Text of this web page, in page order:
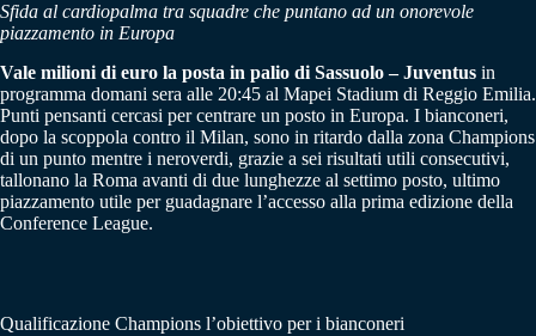
Sfida al cardiopalma tra squadre che puntano ad un onorevole
piazzamento in Europa
Vale milioni di euro la posta in palio di Sassuolo – Juventus in
programma domani sera alle 20:45 al Mapei Stadium di Reggio Emilia.
Punti pensanti cercasi per centrare un posto in Europa. I bianconeri,
dopo la scoppola contro il Milan, sono in ritardo dalla zona Champions
di un punto mentre i neroverdi, grazie a sei risultati utili consecutivi,
tallonano la Roma avanti di due lunghezze al settimo posto, ultimo
piazzamento utile per guadagnare l’accesso alla prima edizione della
Conference League.
Qualificazione Champions l’obiettivo per i bianconeri